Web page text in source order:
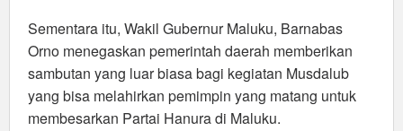
Sementara itu, Wakil Gubernur Maluku, Barnabas
Orno menegaskan pemerintah daerah memberikan
sambutan yang luar biasa bagi kegiatan Musdalub
yang bisa melahirkan pemimpin yang matang untuk
membesarkan Partai Hanura di Maluku.